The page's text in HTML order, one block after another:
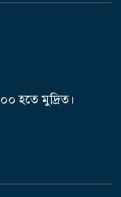
হতে মুদ্রিত।